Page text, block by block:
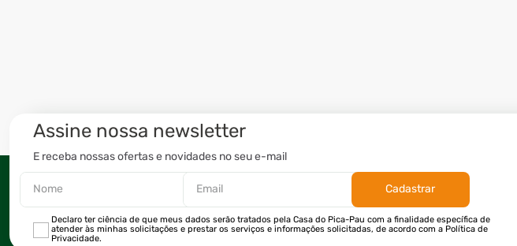
Assine nossa newsletter
E receba nossas ofertas e novidades no seu e-mail
Cadastrar
Declaro ter ciência de que meus dados serão tratados pela Casa do Pica-Pau com a finalidade específica de
atender às minhas solicitações e prestar os serviços e informações solicitadas, de acordo com a Política de
Privacidade.